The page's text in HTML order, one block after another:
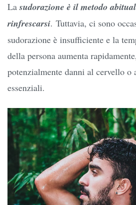
Lasudorazione è il metodo
rinfrescarsi. Tuttavia, ci sono
sudorazione è insufficiente e la
della persona aumenta
potenzialmente danni al cervello o
essenziali.